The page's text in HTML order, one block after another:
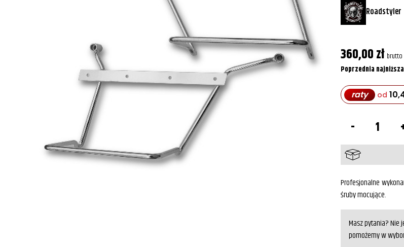
Roadstyler
360,00zł brutto
Poprzednia
raty od
Stelaże
sakwy
VZ800
Profesjonalne
śruby mocujące.
Masz pytania? Nie
pomożemy w